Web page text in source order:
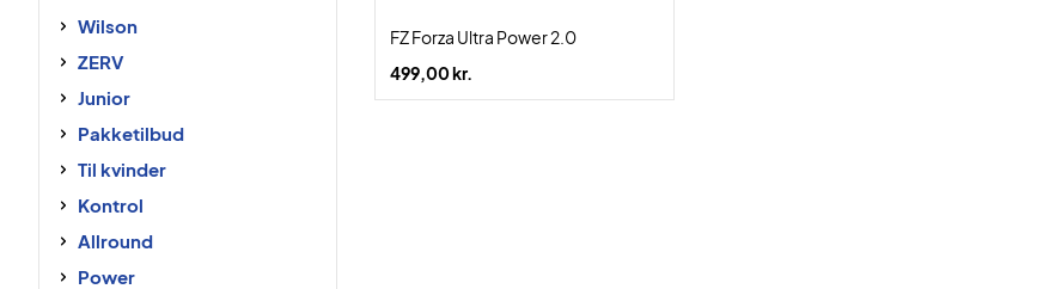
Wilson
ZERV
Junior
Pakketilbud
Til kvinder
Kontrol
Allround
Power
FZ Forza Ultra Power 2.0
499,00 kr.